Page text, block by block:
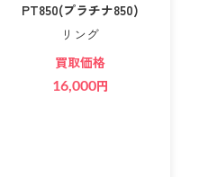
PT850(プラチナ850)
リング
買取価格
16,000円